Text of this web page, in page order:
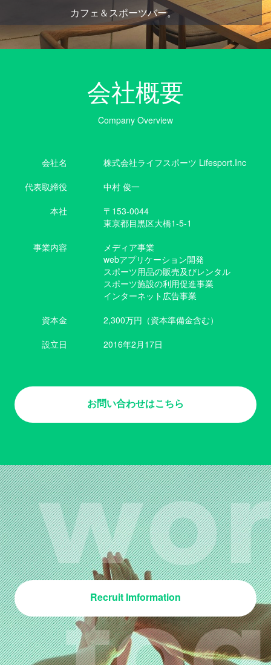
カフェ＆スポーツバー。
会社概要
Company Overview
会社名
株式会社ライフスポーツ Lifesport.Inc
代表取締役
中村 俊一
本社
〒153-0044
東京都目黒区大橋1-5-1
事業内容
メディア事業
webアプリケーション開発
スポーツ用品の販売及びレンタル
スポーツ施設の利用促進事業
インターネット広告事業
資本金
2,300万円（資本準備金含む）
設立日
2016年2月17日
お問い合わせはこちら
Recruit Imformation